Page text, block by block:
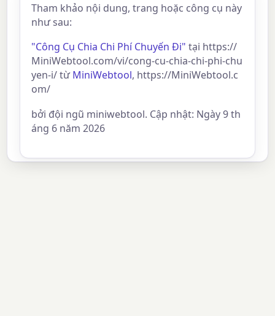
Tham khảo nội dung, trang hoặc công cụ này
như sau:
"Công Cụ Chia Chi Phí Chuyến Đi" tại https://
MiniWebtool.com/vi/cong-cu-chia-chi-phi-chu
yen-i/ từMiniWebtool, https://MiniWebtool.c
om/
bởi đội ngũ miniwebtool. Cập nhật: Ngày 9 th
áng 6 năm 2026